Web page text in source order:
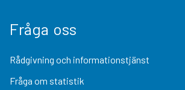
Fråga oss
Rådgivning och informationstjänst
Fråga om statistik